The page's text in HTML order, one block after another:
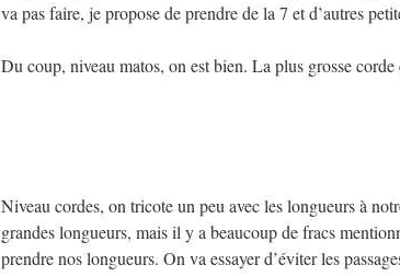
va pas faire, je propose de prendre de la 7 et d’autres
Du coup, niveau matos, on est bien. La plus grosse corde
Niveau cordes, on tricote un peu avec les longueurs à
grandes longueurs, mais il y a beaucoup de fracs
prendre nos longueurs. On va essayer d’éviter les